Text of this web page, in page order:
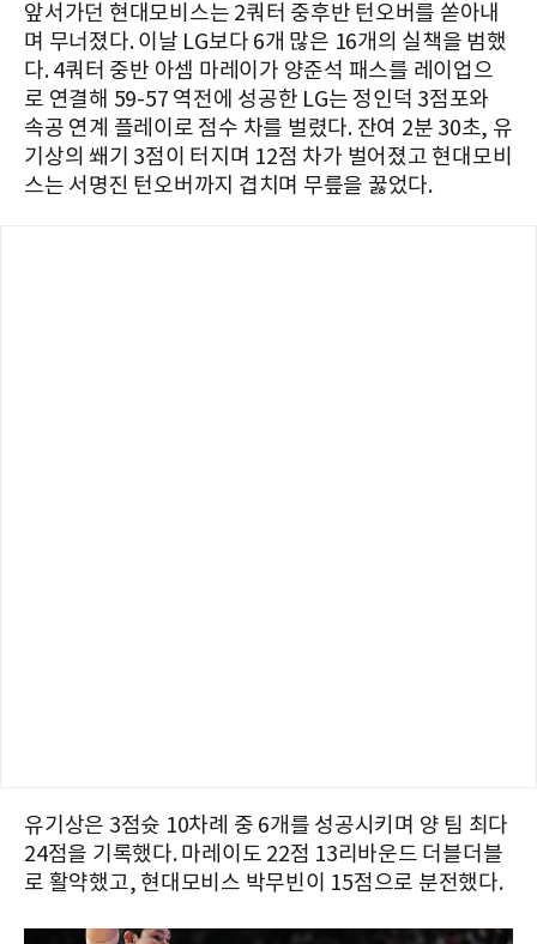
앞서가던 현대모비스는 2쿼터 중후반 턴오버를 쏟아내
며 무너졌다. 이날 LG보다 6개 많은 16개의 실책을 범했
다. 4쿼터 중반 아셈 마레이가 양준석 패스를 레이업으
로 연결해 59-57 역전에 성공한 LG는 정인덕 3점포와
속공 연계 플레이로 점수 차를 벌렸다. 잔여 2분 30초, 유
기상의 쐐기 3점이 터지며 12점 차가 벌어졌고 현대모비
스는 서명진 턴오버까지 겹치며 무릎을 꿇었다.
유기상은 3점슛 10차례 중 6개를 성공시키며 양 팀 최다
24점을 기록했다. 마레이도 22점 13리바운드 더블더블
로 활약했고, 현대모비스 박무빈이 15점으로 분전했다.